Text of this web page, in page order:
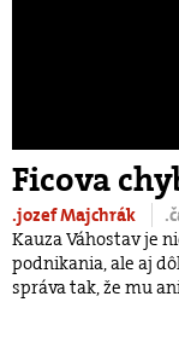
Ficova
.jozef Majchrák
Kauza Váhostav je
podnikania, ale aj
správa tak, že mu